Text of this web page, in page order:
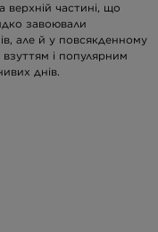
частині, що
завоювали
але й у повсякденному
і популярним
днів.
з характерними